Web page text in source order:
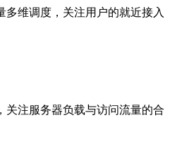
维调度，关注用户的就近接入
关注服务器负载与访问流量的合